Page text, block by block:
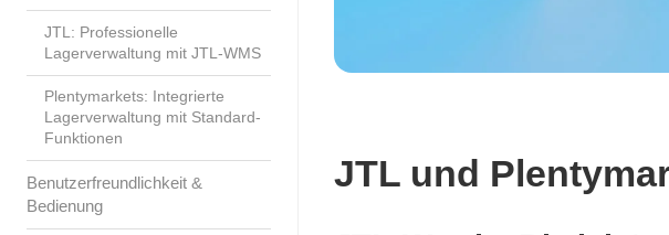
JTL: Professionelle
Lagerverwaltung mit JTL-WMS
Plentymarkets: Integrierte
Lagerverwaltung mit Standard-
Funktionen
Benutzerfreundlichkeit &
Bedienung
JTL und